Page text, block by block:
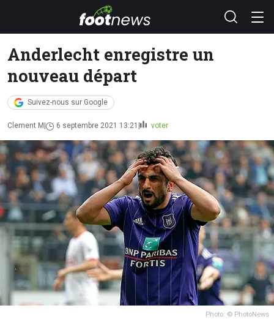
Anderlecht enregistre un
nouveau départ
Suivez-nous sur Google
Clement M 6 septembre 2021 13:21 voter
Photo: © PhotoNews